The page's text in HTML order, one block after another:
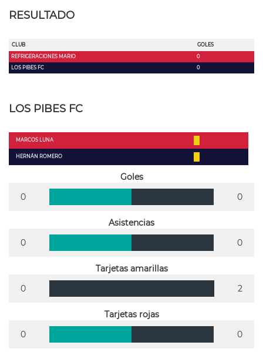
RESULTADO
CLUB
GOLES
REFRIGERACIONES MARIO
0
LOS PIBES FC
0
LOS PIBES FC
MARCOS LUNA
HERNÁN ROMERO
Goles
0
0
Asistencias
0
0
Tarjetas amarillas
0
2
Tarjetas rojas
0
0